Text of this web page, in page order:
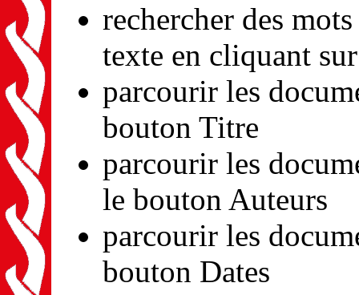
rechercher des
texte en cliquant
parcourir les
bouton Titre
parcourir les
le bouton Auteurs
parcourir les
bouton Dates